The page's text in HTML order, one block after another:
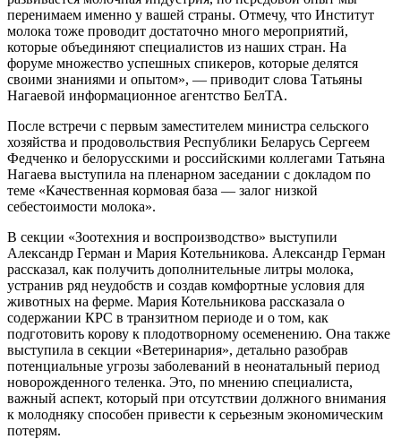
перенимаем именно у вашей страны. Отмечу, что Институт
молока тоже проводит достаточно много мероприятий,
которые объединяют специалистов из наших стран. На
форуме множество успешных спикеров, которые делятся
своими знаниями и опытом», — приводит слова Татьяны
Нагаевой информационное агентство БелТА.
После встречи с первым заместителем министра сельского
хозяйства и продовольствия Республики Беларусь Сергеем
Федченко и белорусскими и российскими коллегами Татьяна
Нагаева выступила на пленарном заседании с докладом по
теме «Качественная кормовая база — залог низкой
себестоимости молока».
В секции «Зоотехния и воспроизводство» выступили
Александр Герман и Мария Котельникова. Александр Герман
рассказал, как получить дополнительные литры молока,
устранив ряд неудобств и создав комфортные условия для
животных на ферме. Мария Котельникова рассказала о
содержании КРС в транзитном периоде и о том, как
подготовить корову к плодотворному осеменению. Она также
выступила в секции «Ветеринария», детально разобрав
потенциальные угрозы заболеваний в неонатальный период
новорожденного теленка. Это, по мнению специалиста,
важный аспект, который при отсутствии должного внимания
к молодняку способен привести к серьезным экономическим
потерям.